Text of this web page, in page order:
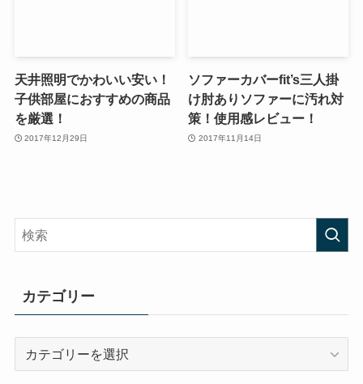
天井照明でかわいい安い！
子供部屋におすすめの商品
を厳選！
2017年12月29日
ソファーカバーfit’s三人掛
け肘ありソファーに汚れ対
策！使用感レビュー！
2017年11月14日
カテゴリー